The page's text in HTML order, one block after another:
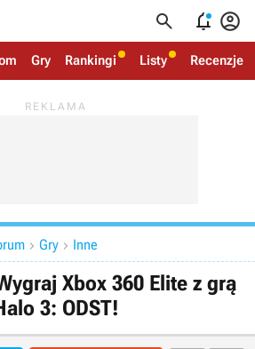
  
Gry Rankingi Listy Recenzje
 Gry  Inne
Xbox 360 Elite z grą
3: ODST!